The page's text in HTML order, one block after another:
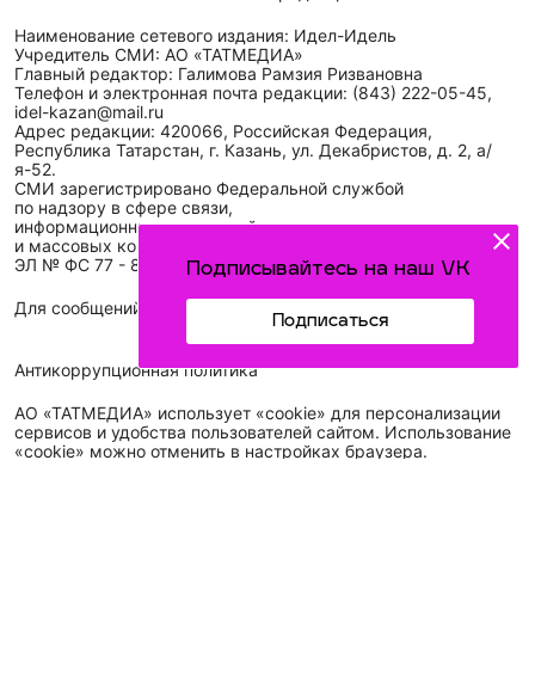
Подписывайтесь на наш VK
Подписаться
Наименование сетевого издания: Идел-Идель
Учредитель СМИ: АО «ТАТМЕДИА»
Главный редактор: Галимова Рамзия Ризвановна
Телефон и электронная почта редакции: (843) 222-05-45,
idel-kazan@mail.ru
Адрес редакции: 420066, Российская Федерация,
Республика Татарстан, г. Казань, ул. Декабристов, д. 2, а/
я-52.
СМИ зарегистрировано Федеральной службой
по надзору в сфере связи,
информационных технологий
и массовых коммуникаций (Роскомнадзор)
ЭЛ № ФС 77 - 89431 от 14.05.2025
Для сообщений о фактах коррупции: idel-kazan@mail.ru
Антикоррупционная политика
АО «ТАТМЕДИА» использует «cookie» для персонализации
сервисов и удобства пользователей сайтом. Использование
«cookie» можно отменить в настройках браузера.